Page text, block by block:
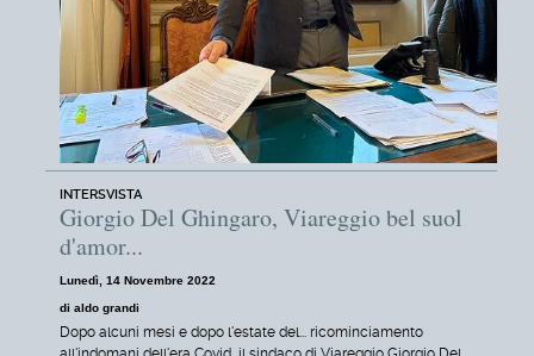
INTERSVISTA
Giorgio Del Ghingaro, Viareggio bel suol
d'amor...
Lunedì, 14 Novembre 2022
di aldo grandi
Dopo alcuni mesi e dopo l'estate del... ricominciamento